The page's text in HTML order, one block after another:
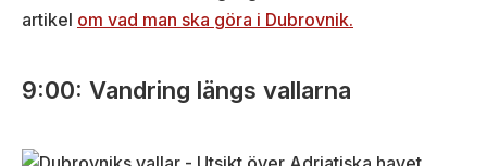
artikel om vad man ska göra i Dubrovnik.
9:00: Vandring längs vallarna